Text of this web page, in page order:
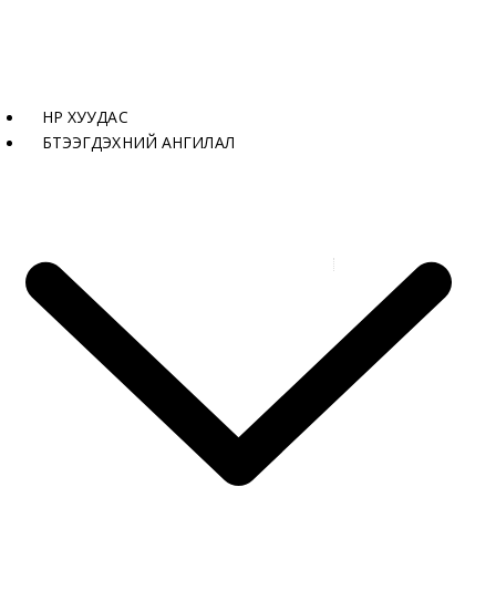
НҮҮР ХУУДАС
БҮТЭЭГДЭХҮҮНИЙ АНГИЛАЛ
Бүтээгдэхүүнүүд
Нүхлэгч 45 мм VINON